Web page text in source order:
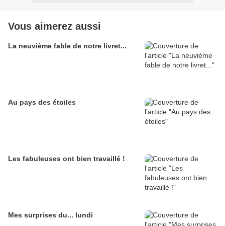
Vous aimerez aussi
La neuvième fable de notre livret...
Au pays des étoiles
Les fabuleuses ont bien travaillé !
Mes surprises du... lundi